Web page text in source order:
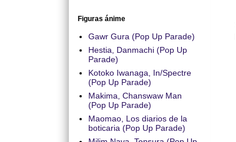
Figuras ánime
Gawr Gura (Pop Up Parade)
Hestia, Danmachi (Pop Up
Parade)
Kotoko Iwanaga, In/Spectre
(Pop Up Parade)
Makima, Chanswaw Man
(Pop Up Parade)
Maomao, Los diarios de la
boticaria (Pop Up Parade)